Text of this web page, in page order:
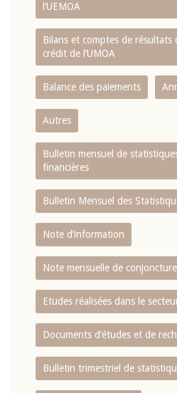
l‘UEMOA
Bilans et comptes de résultats
crédit de l‘UMOA
Balance des paiements
Autres
Bulletin mensuel de
financières
Bulletin Mensuel des
Note d’information
Note mensuelle de conjoncture
Etudes réalisées dans le
Documents d’études et de
Bulletin trimestriel de